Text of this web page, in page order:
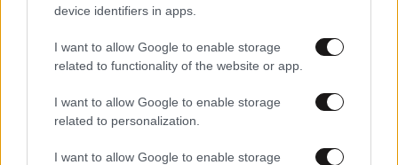
device identifiers in apps.
I want to allow Google to enable storage
related to functionality of the website or app.
I want to allow Google to enable storage
related to personalization.
I want to allow Google to enable storage